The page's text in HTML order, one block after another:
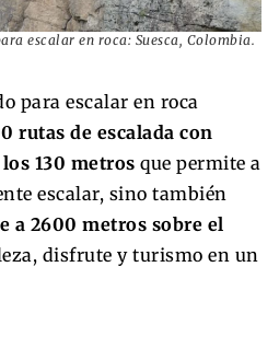
escalar en roca: Suesca, Colombia.
para escalar en roca
rutas de escalada con
130 metros que permite a
escalar, sino también
a 2600 metros sobre el
disfrute y turismo en un